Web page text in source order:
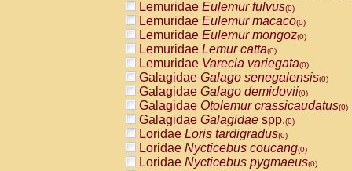
CebidaeSaimiri sciureus(0)
AtelidaeAlouatta caraya(0)
AtelidaeAlouatta fusca(0)
AtelidaeAlouatta seniculus
AtelidaeAlouattaspp.(0)
AtelidaeAteles belzebuth(0)
AtelidaeAteles geoffroyi(0)
AtelidaeAteles paniscus(0)
AtelidaeAtelesspp.(0)
Atelidae Lagothrix lagothricha
AtelidaeLagothrix lagothricha cana
PitheciidaeCacajao calvus
Lemuridae Eulemur fulvus(0)
Lemuridae Eulemur macaco(0)
Lemuridae Eulemur mongoz(0)
Lemuridae Lemur catta(0)
Lemuridae Varecia variegata(0)
Galagidae Galago senegalensis(0)
Galagidae Galago demidovii(0)
Galagidae Otolemur crassicaudatus(0)
Galagidae Galagidae spp.(0)
Loridae Loris tardigradus(0)
Loridae Nycticebus coucang(0)
Loridae Nycticebus pygmaeus(0)